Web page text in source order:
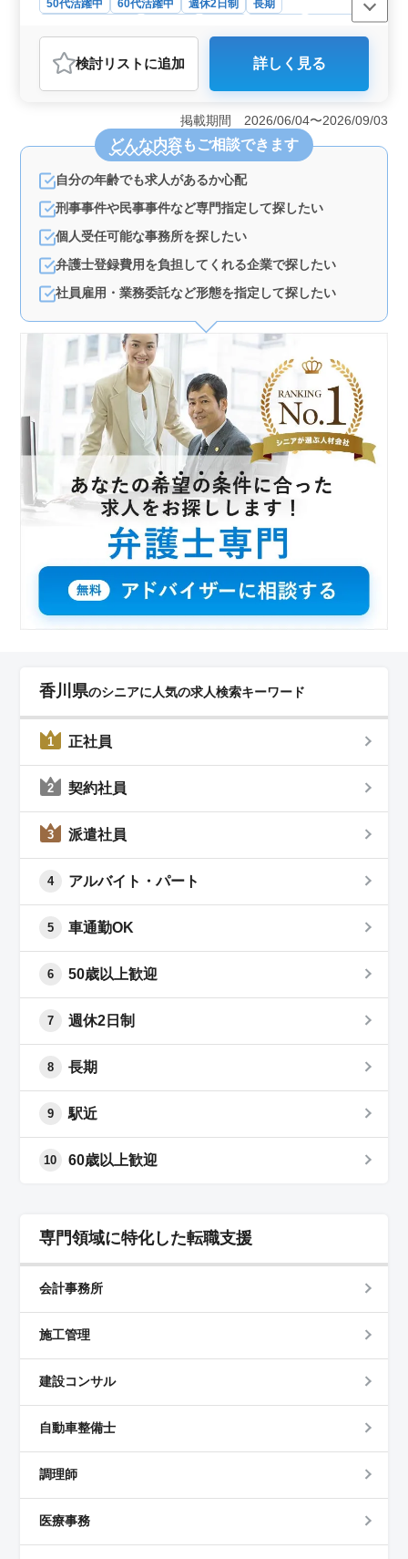
50代活躍中 60代活躍中 週休2日制
長期
業務委託
おすすめポイント
＜企業法務に特化した弁護士事務所 50代60代の弁護士活
躍中!＞ 企業法務に特化した弁護士事務所で、50代や60
代の経験豊富な弁護士が活躍しています。幅広い世代が
共に働き、個々の経験やスキルを活かし、チームとして
の力を発揮しています。ブランクがある方も歓迎し、新
たなチャレンジを応援します。 ＜経験豊富な弁護士
との共同作業＞ 50代や60代の弁護士が大勢在籍し、そ
の豊富な経験と知識を共有しながら、業務に取り組みま
す。お互いの経験を尊重し、高度なプロフェッショナリ
＞ 企業法務に特化した弁護士として、さまざまな業務
に携わりながら、キャリアを築いていくことができま
す。個々の能力や意欲に応じて、さらなるステップアッ
プやキャリアパスの選択が可能です。
検討リスト に追加 詳しく見る
掲載期間 2026/06/04〜2026/09/03
どんな内容もご相談できます
自分の年齢でも求人があるか心配
刑事事件や民事事件など専門指定して探したい
個人受任可能な事務所を探したい
弁護士登録費用を負担してくれる企業で探したい
社員雇用・業務委託など形態を指定して探したい
香川県のシニアに人気の求人検索キーワード
1 正社員
2 契約社員
3 派遣社員
4 アルバイト・パート
5 車通勤OK
6 50歳以上歓迎
7 週休2日制
8 長期
9 駅近
10 60歳以上歓迎
専門領域に特化した転職支援
会計事務所
施工管理
建設コンサル
自動車整備士
調理師
医療事務